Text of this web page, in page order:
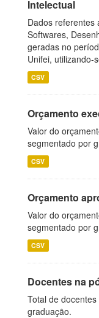
Intelectual
Dados referentes
Softwares,
geradas no
Unifei, utilizando-
CSV
Orçamento
Valor do
segmentado por
CSV
Orçamento
Valor do
segmentado por
CSV
Docentes na
Total de
graduação.